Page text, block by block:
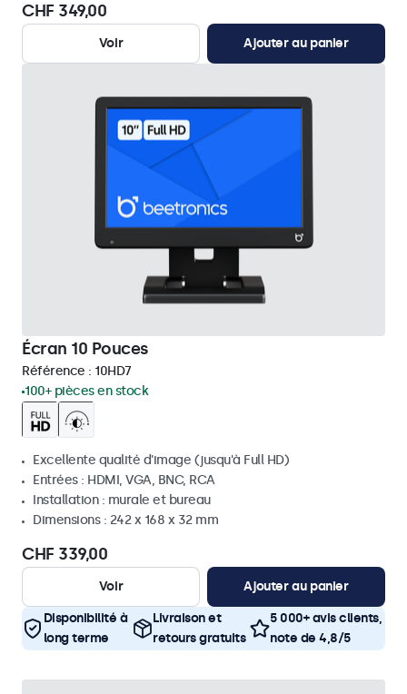
CHF 349,00
Voir Ajouter au panier
Écran 10 Pouces
Référence : 10HD7
100+ pièces en stock
Excellente qualité d'image (jusqu'à Full HD)
Entrées : HDMI, VGA, BNC, RCA
Installation : murale et bureau
Dimensions : 242 x 168 x 32 mm
CHF 339,00
Voir Ajouter au panier
Disponibilité à
long terme
Livraison et
retours gratuits
5 000+ avis clients,
note de 4,8/5